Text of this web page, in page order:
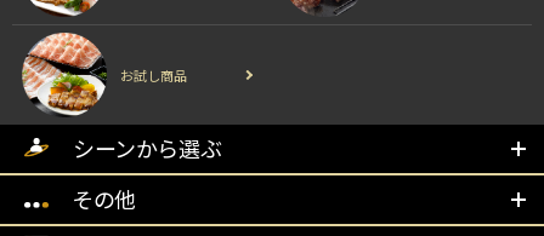
お試し商品
シーンから選ぶ
その他